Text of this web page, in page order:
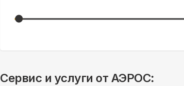
Сервис и услуги от АЭРОС: